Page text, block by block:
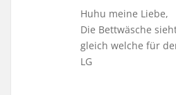
Huhu meine Liebe,
Die Bettwäsche
gleich welche für
LG